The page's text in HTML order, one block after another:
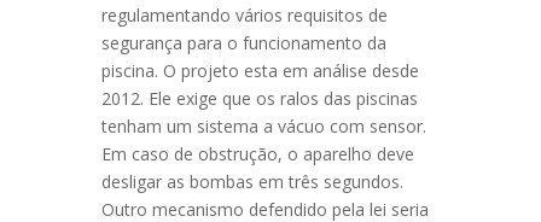
regulamentando vários requisitos de
segurança para o funcionamento da
piscina. O projeto esta em análise desde
2012. Ele exige que os ralos das piscinas
tenham um sistema a vácuo com sensor.
Em caso de obstrução, o aparelho deve
desligar as bombas em três segundos.
Outro mecanismo defendido pela lei seria